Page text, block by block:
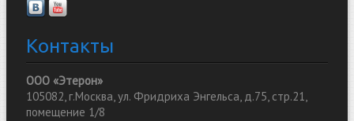
Контакты
ООО «Этерон»
105082, г.Москва, ул. Фридриха Энгельса, д.75, стр.21,
помещение 1/8